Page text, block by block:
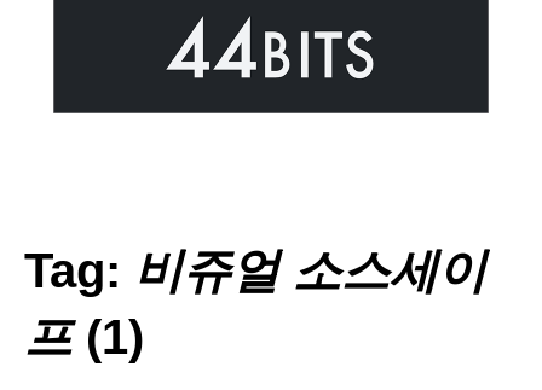
Tag: 비쥬얼 소스세이
프(1)